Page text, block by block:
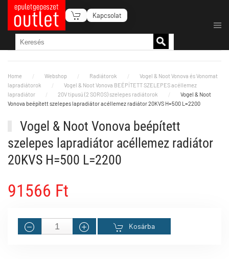
Fő tartalom átugrása
Kapcsolat
Home Webshop Radiátorok
Vogel & Noot Vonova és Vonomat
lapradiátorok
Vogel & Noot Vonova BEÉPÍTETT SZELEPES acéllemez
lapradiátor
20V tipusú (2 SOROS) szelepes radiátorok
Vogel & Noot
Vonova beépített szelepes lapradiátor acéllemez radiátor 20KVS H=500 L=2200
Vogel & Noot Vonova beépített
szelepes lapradiátor acéllemez radiátor
20KVS H=500 L=2200
91566 Ft
Kosárba